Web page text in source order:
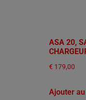
ASA 20,
€ 179,00
Ajouter